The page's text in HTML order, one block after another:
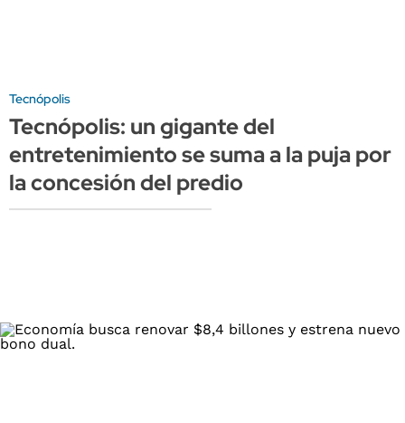
Tecnópolis
Tecnópolis: un gigante del
entretenimiento se suma a la puja por
la concesión del predio